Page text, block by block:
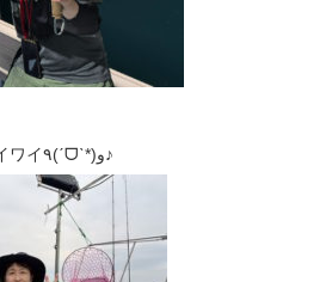
この日は女子率が高くワイワイ٩(ˊᗜˋ*)و♪